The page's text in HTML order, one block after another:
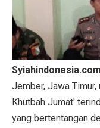
Jember, Jawa
Khutbah Jumat'
yang bertentangan